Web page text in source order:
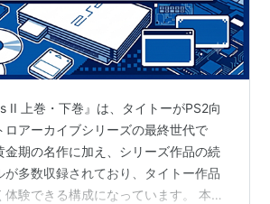
II 上巻・下巻』は、タイトーがPS2向
ロアーカイブシリーズの最終世代で
金期の名作に加え、シリーズ作品の続
が多数収録されており、タイトー作品
験できる構成になっています。 本シ